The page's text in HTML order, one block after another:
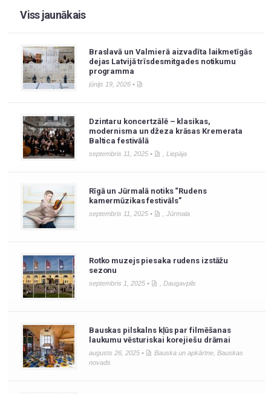
Viss jaunākais
Braslavā un Valmierā aizvadīta laikmetīgās
dejas Latvijā trīsdesmitgades notikumu
programma
jūnijs 19, 2026 •
Dzintaru koncertzālē – klasikas,
modernisma un džeza krāsas Kremerata
Baltica festivālā
septembris 11, 2025 • Liepāja
Rīgā un Jūrmalā notiks “Rudens
kamermūzikas festivāls”
septembris 11, 2025 • Jūrmala
Rotko muzejs piesaka rudens izstāžu
sezonu
septembris 1, 2025 • Daugavpils
Bauskas pilskalns kļūs par filmēšanas
laukumu vēsturiskai korejiešu drāmai
augusts 26, 2025 • Bauska un apkārtne, Bauskas
novads